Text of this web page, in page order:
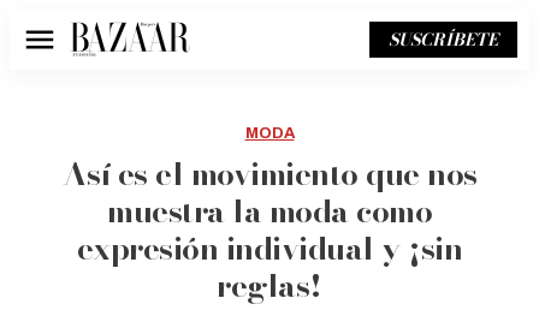
Menú SUSCRÍBETE
MODA
Así es el movimiento que nos
muestra la moda como
expresión individual y ¡sin
reglas!